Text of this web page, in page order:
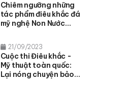
Chiêm ngưỡng những
tác phẩm điêu khắc đá
mỹ nghệ Non Nước
21/09/2023
Cuộc thi Điêu khắc -
Mỹ thuật toàn quốc:
Lại nóng chuyện bảo